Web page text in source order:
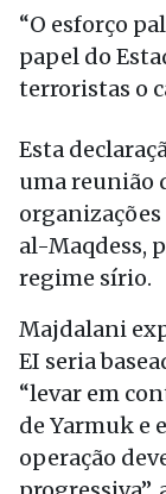
“O esforço
papel do
terroristas o
Esta
uma reunião
al-Maqdess,
regime sírio.
Majdalani
EI seria
“levar em
de Yarmuk e
operação